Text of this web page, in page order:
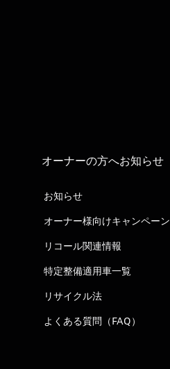
オーナーの方へお知らせ
お知らせ
オーナー様向けキャンペーン
リコール関連情報
特定整備適用車一覧
リサイクル法
よくある質問（FAQ）